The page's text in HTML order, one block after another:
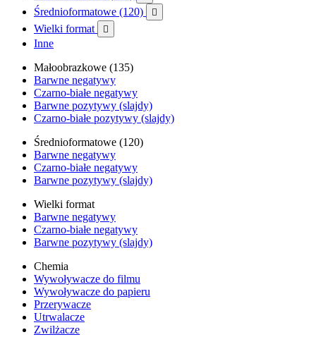
Średnioformatowe (120) 
Wielki format 
Inne
Małoobrazkowe (135)
Barwne negatywy
Czarno-białe negatywy
Barwne pozytywy (slajdy)
Czarno-białe pozytywy (slajdy)
Średnioformatowe (120)
Barwne negatywy
Czarno-białe negatywy
Barwne pozytywy (slajdy)
Wielki format
Barwne negatywy
Czarno-białe negatywy
Barwne pozytywy (slajdy)
Chemia
Wywoływacze do filmu
Wywoływacze do papieru
Przerywacze
Utrwalacze
Zwilżacze